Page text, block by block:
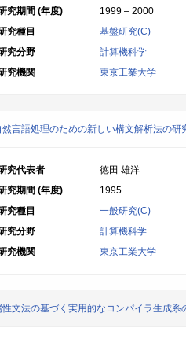
究期間 (年度)
1999 – 2000
究種目
基盤研究(C)
究分野
計算機科学
究機関
東京工業大学
然言語処理のための新しい構文解析法の研
究代表者
徳田 雄洋
究期間 (年度)
1995
究種目
一般研究(C)
究分野
計算機科学
究機関
東京工業大学
性文法の基づく実用的なコンパイラ生成系